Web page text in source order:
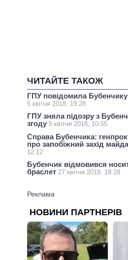
ЧИТАЙТЕ ТАКОЖ
ГПУ повідомила
5 квітня 2018, 19:28
ГПУ зняла підозру з
згоду 5 квітня 2018, 10:55
Справа Бубенчика:
про запобіжний захід
12:12
Бубенчик відмовився
браслет 27 квітня 2018, 18:28